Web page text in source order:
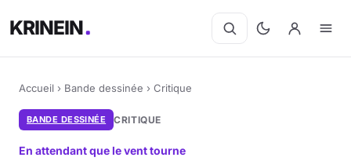
KRINEIN
Accueil › Bande dessinée › Critique
BANDE DESSINÉE CRITIQUE
En attendant que le vent tourne